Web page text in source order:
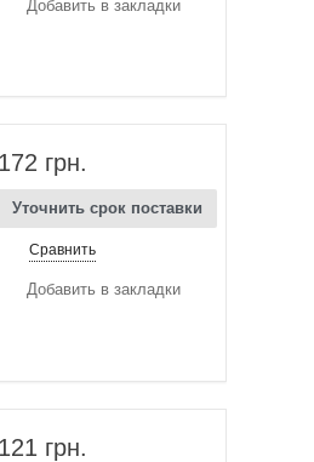
Добавить в закладки
172 грн.
Уточнить срок поставки
Сравнить
Добавить в закладки
121 грн.